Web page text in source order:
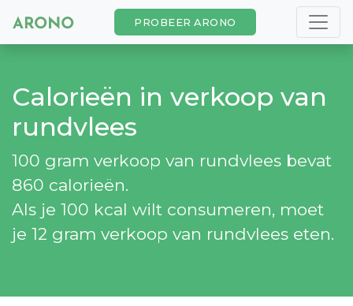
PROBEER ARONO
Calorieën in verkoop van
rundvlees
100 gram verkoop van rundvlees bevat
860 calorieën.
Als je 100 kcal wilt consumeren, moet
je 12 gram verkoop van rundvlees eten.